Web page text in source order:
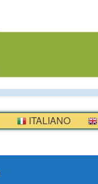
ITALIANO